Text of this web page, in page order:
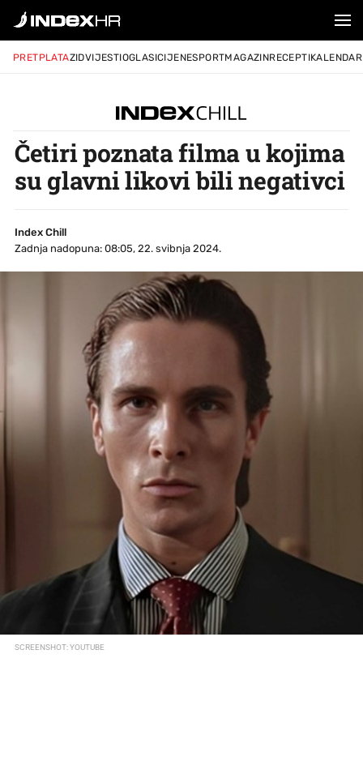
PRETPLATAZIDVIJESTIOGLASICIJENESPORTMAGAZINRECEPTIKALENDAR
Četiri poznata filma u kojima
su glavni likovi bili negativci
Index Chill
Zadnja nadopuna: 08:05, 22. svibnja 2024.
SCREENSHOT: YOUTUBE